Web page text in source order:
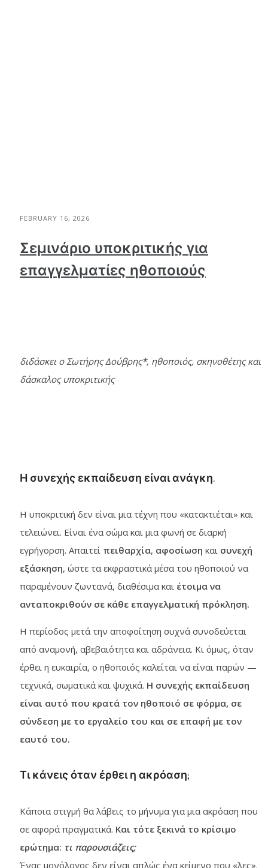
FEBRUARY 16, 2026
Σεμινάριο υποκριτικής για
επαγγελματίες ηθοποιούς
διδάσκει ο Σωτήρης Δούβρης*, ηθοποιός, σκηνοθέτης και
δάσκαλος υποκριτικής
Η συνεχής εκπαίδευση είναι ανάγκη.
Η υποκριτική δεν είναι μια τέχνη που «κατακτιέται» και
τελειώνει. Είναι ένα σώμα και μια φωνή σε διαρκή
εγρήγορση. Απαιτεί πειθαρχία, αφοσίωση και συνεχή
εξάσκηση, ώστε τα εκφραστικά μέσα του ηθοποιού να
παραμένουν ζωντανά, διαθέσιμα και έτοιμα να
ανταποκριθούν σε κάθε επαγγελματική πρόκληση.
Η περίοδος μετά την αποφοίτηση συχνά συνοδεύεται
από αναμονή, αβεβαιότητα και αδράνεια. Κι όμως, όταν
έρθει η ευκαιρία, ο ηθοποιός καλείται να είναι παρών —
τεχνικά, σωματικά και ψυχικά. Η συνεχής εκπαίδευση
είναι αυτό που κρατά τον ηθοποιό σε φόρμα, σε
σύνδεση με το εργαλείο του και σε επαφή με τον
εαυτό του.
Τι κάνεις όταν έρθει η ακρόαση;
Κάποια στιγμή θα λάβεις το μήνυμα για μια ακρόαση που
σε αφορά πραγματικά. Και τότε ξεκινά το κρίσιμο
ερώτημα: τι παρουσιάζεις;
Ένας μονόλογος δεν είναι απλώς ένα κείμενο που «λες».